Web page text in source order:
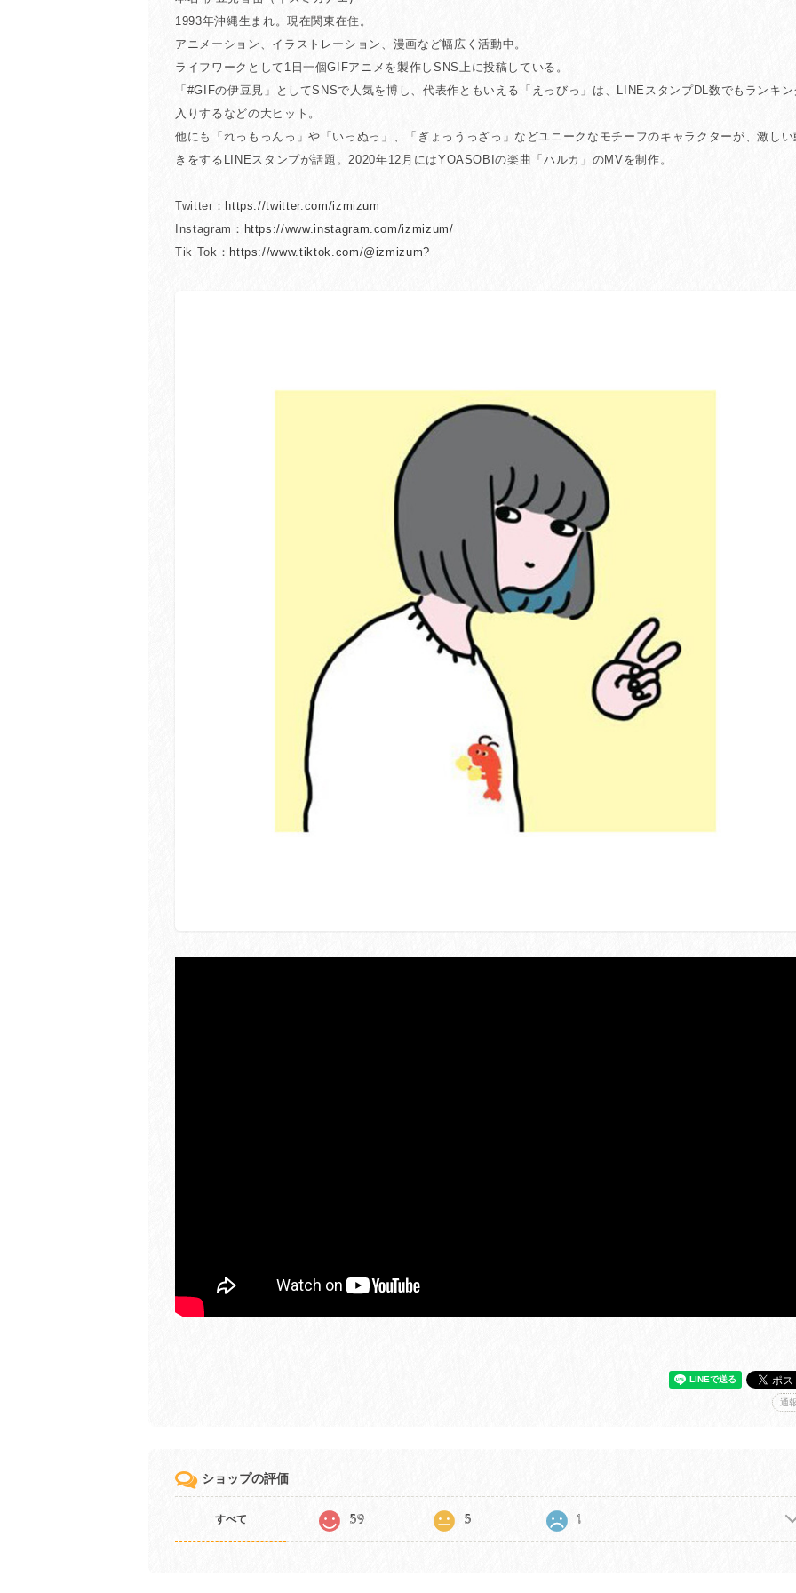
1993年沖縄生まれ。現在関東在住。
アニメーション、イラストレーション、漫画など幅広く活動中。
ライフワークとして1日一個GIFアニメを製作しSNS上に投稿している。
「#GIFの伊豆見」としてSNSで人気を博し、代表作ともいえる「えっびっ」は、LINEスタンプDL数でもランキン
入りするなどの大ヒット。
他にも「れっもっんっ」や「いっぬっ」、「ぎょっうっざっ」などユニークなモチーフのキャラクターが、激しい
きをするLINEスタンプが話題。2020年12月にはYOASOBIの楽曲「ハルカ」のMVを制作。
Twitter： https://twitter.com/izmizum
Instagram： https://www.instagram.com/izmizum/
Tik Tok： https://www.tiktok.com/@izmizum?
通
ショップの評価
すべて 59 5 1